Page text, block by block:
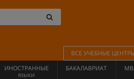
ВСЕ УЧЕБНЫЕ
ИНОСТРАННЫЕ
ЯЗЫКИ
БАКАЛАВРИАТ